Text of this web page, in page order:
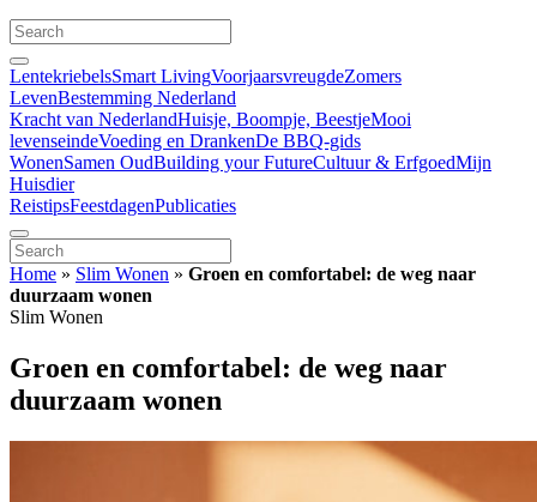
LentekriebelsSmart LivingVoorjaarsvreugdeZomers
LevenBestemming Nederland
Kracht van NederlandHuisje, Boompje, BeestjeMooi
levenseindeVoeding en DrankenDe BBQ-gids
WonenSamen OudBuilding your FutureCultuur & ErfgoedMijn
Huisdier
ReistipsFeestdagenPublicaties
Home » Slim Wonen » Groen en comfortabel: de weg naar
duurzaam wonen
Slim Wonen
Groen en comfortabel: de weg naar
duurzaam wonen